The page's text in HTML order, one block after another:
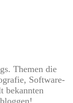
Themen die
Software-
bekannten